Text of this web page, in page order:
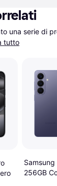
una serie di
tutto
256GB